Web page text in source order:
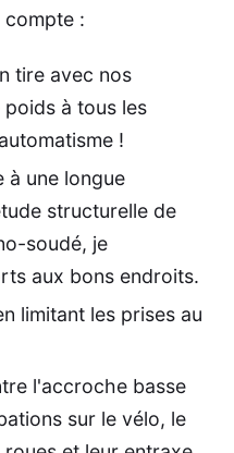
compte :
tire avec nos
poids à tous les
!
à une longue
structurelle de
soudé, je
aux bons endroits.
limitant les prises au
l'accroche basse
sur le vélo, le